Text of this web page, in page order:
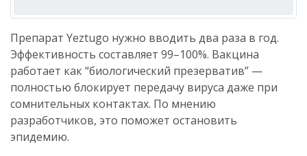
Препарат Yeztugo нужно вводить два раза в год.
Эффективность составляет 99–100%. Вакцина
работает как “биологический презерватив” —
полностью блокирует передачу вируса даже при
сомнительных контактах. По мнению
разработчиков, это поможет остановить
эпидемию.